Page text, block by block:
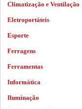
Climatização e Ventilação
Eletroportáteis
Esporte
Ferragens
Ferramentas
Informática
Iluminação